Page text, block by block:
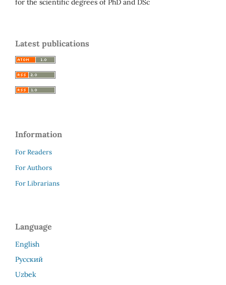
for the scientific degrees of PhD and DSc
Latest publications
Information
For Readers
For Authors
For Librarians
Language
English
Русский
Uzbek